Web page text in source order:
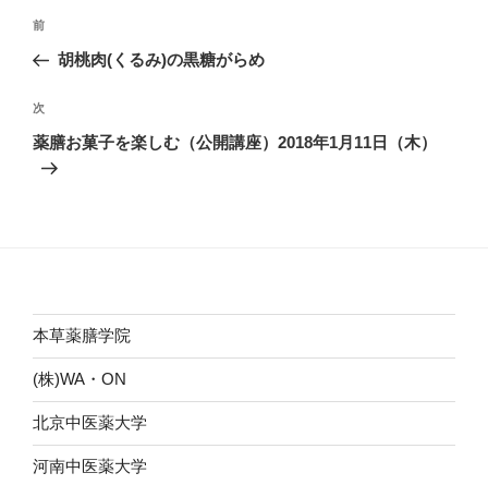
投
ナ
ビ
ゲ
ー
前
の
稿
前
胡桃肉(くるみ)の黒糖がらめ
次
の
次
薬膳お菓子を楽しむ（公開講座）2018年1月11日（木）
本草薬膳学院
(株)WA・ON
北京中医薬大学
河南中医薬大学